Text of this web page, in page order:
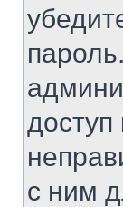
с ним